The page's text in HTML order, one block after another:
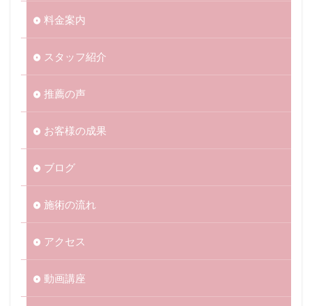
料金案内
スタッフ紹介
推薦の声
お客様の成果
ブログ
施術の流れ
アクセス
動画講座